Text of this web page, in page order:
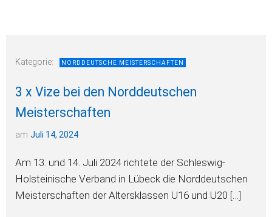
Kategorie: NORDDEUTSCHE MEISTERSCHAFTEN
3 x Vize bei den Norddeutschen
Meisterschaften
am Juli 14, 2024
Am 13. und 14. Juli 2024 richtete der Schleswig-
Holsteinische Verband in Lübeck die Norddeutschen
Meisterschaften der Altersklassen U16 und U20 […]